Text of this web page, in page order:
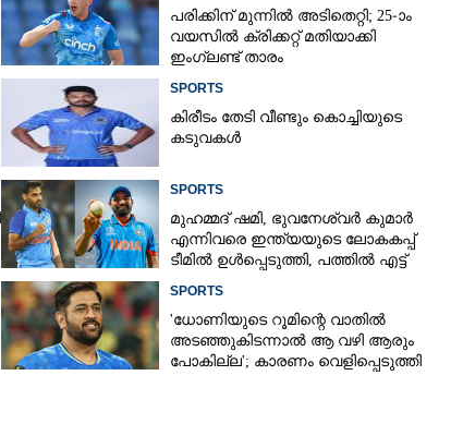
പരിക്കിന് മുന്നിൽ അടിതെറ്റി; 25-ാം
വയസിൽ ക്രിക്കറ്റ് മതിയാക്കി
ഇംഗ്ലണ്ട് താരം
SPORTS
കിരീ‌ടം തേടി വീണ്ടും കൊച്ചിയുടെ
കടുവകൾ
SPORTS
മുഹമ്മദ് ഷമി, ഭുവനേശ്വർ കുമാർ
എന്നിവരെ ഇന്ത്യയുടെ ലോകകപ്പ്
ടീമിൽ ഉൾപ്പെടുത്തി,​ പത്തിൽ എട്ട്
SPORTS
'ധോണിയുടെ റൂമിന്റെ വാതിൽ
അടഞ്ഞുകിടന്നാൽ ആ വഴി ആരും
പോകില്ല'; കാരണം വെളിപ്പെടുത്തി